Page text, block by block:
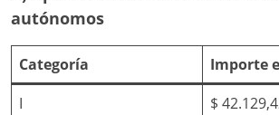
autónomos
Categoría
Importe
I
$